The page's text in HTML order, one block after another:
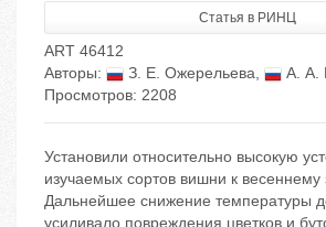
Статья в РИНЦ
ART 46412
Авторы:
З. Е. Ожерельева,
А. А.
Просмотров: 2208
Установили относительно высокую
изучаемых сортов вишни к весеннему
Дальнейшее снижение температуры
усиливало повреждения цветков и